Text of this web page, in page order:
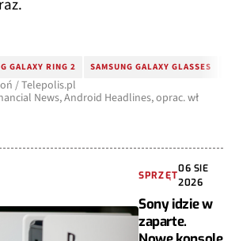
GALAXY RING 2 SAMSUNG GALAXY GLASSES
/ Telepolis.pl
News, Android Headlines, oprac. wł
SPRZĘT
06 SIE
2026
Sony idzie w
zaparte.